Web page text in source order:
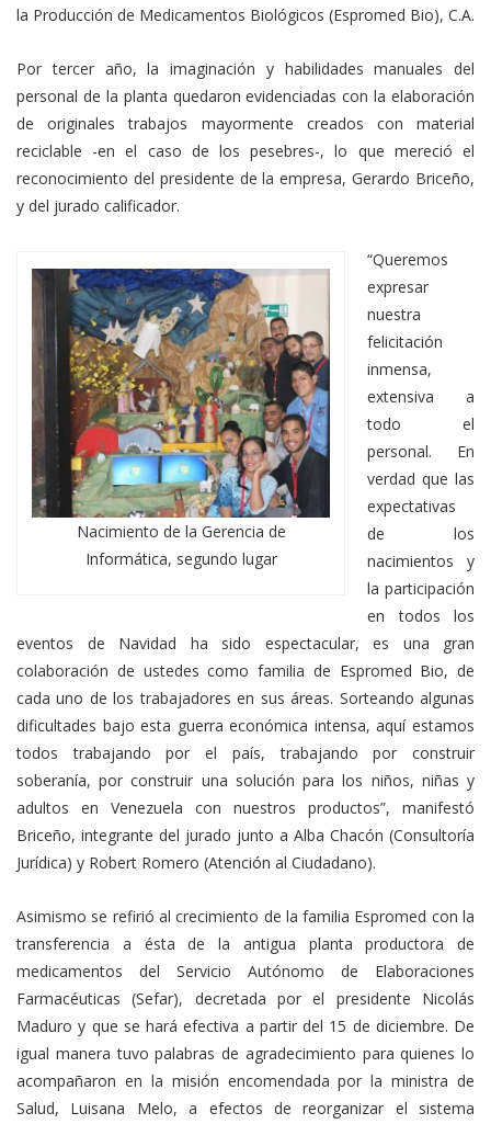
la Producción de Medicamentos Biológicos (Espromed Bio), C.A.
Por tercer año, la imaginación y habilidades manuales del
personal de la planta quedaron evidenciadas con la elaboración
de originales trabajos mayormente creados con material
reciclable -en el caso de los pesebres-, lo que mereció el
reconocimiento del presidente de la empresa, Gerardo Briceño,
y del jurado calificador.
Nacimiento de la Gerencia de
Informática, segundo lugar
“Queremos
expresar
nuestra
felicitación
inmensa,
extensiva a
todo el
personal. En
verdad que las
expectativas
de los
nacimientos y
la participación
en todos los
eventos de Navidad ha sido espectacular, es una gran
colaboración de ustedes como familia de Espromed Bio, de
cada uno de los trabajadores en sus áreas. Sorteando algunas
dificultades bajo esta guerra económica intensa, aquí estamos
todos trabajando por el país, trabajando por construir
soberanía, por construir una solución para los niños, niñas y
adultos en Venezuela con nuestros productos”, manifestó
Briceño, integrante del jurado junto a Alba Chacón (Consultoría
Jurídica) y Robert Romero (Atención al Ciudadano).
Asimismo se refirió al crecimiento de la familia Espromed con la
transferencia a ésta de la antigua planta productora de
medicamentos del Servicio Autónomo de Elaboraciones
Farmacéuticas (Sefar), decretada por el presidente Nicolás
Maduro y que se hará efectiva a partir del 15 de diciembre. De
igual manera tuvo palabras de agradecimiento para quienes lo
acompañaron en la misión encomendada por la ministra de
Salud, Luisana Melo, a efectos de reorganizar el sistema